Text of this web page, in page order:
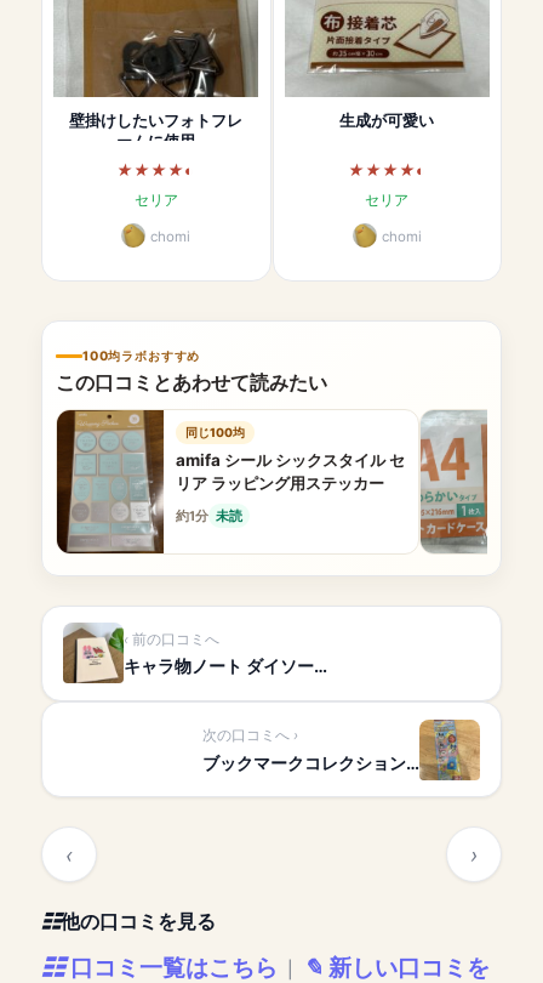
壁掛けしたいフォトフレ
ームに使用
セリア
chomi
生成が可愛い
セリア
chomi
100均ラボおすすめ
この口コミとあわせて読みたい
同じ100均
amifa シール シックスタイル セ
リア ラッピング用ステッカー
約1分 未読
前の口コミへ
キャラ物ノート ダイソー…
次の口コミへ
ブックマークコレクション…
他の口コミを見る
口コミ一覧はこちら
新しい口コミを